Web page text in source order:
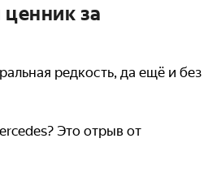
за
редкость, да ещё и без
Это отрыв от